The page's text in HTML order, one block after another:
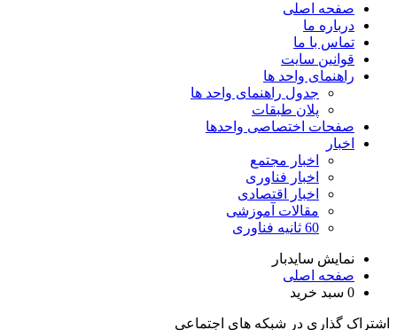
صفحه اصلی
درباره ما
تماس با ما
قوانین سایت
راهنمای واحد ها
جدول راهنمای واحد ها
پلان طبقات
صفحات اختصاصی واحدها
اخبار
اخبار مجتمع
اخبار فناوری
اخبار اقتصادی
مقالات آموزشی
60 ثانیه فناوری
نمایش سایدبار
صفحه اصلی
0 سبد خرید
اشتراک گذاری در شبکه های اجتماعی